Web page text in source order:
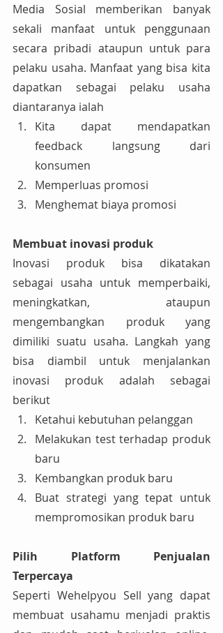
Media Sosial memberikan banyak
sekali manfaat untuk penggunaan
secara pribadi ataupun untuk para
pelaku usaha. Manfaat yang bisa kita
dapatkan sebagai pelaku usaha
diantaranya ialah
Kita dapat mendapatkan
feedback langsung dari
konsumen
Memperluas promosi
Menghemat biaya promosi
Membuat inovasi produk
Inovasi produk bisa dikatakan
sebagai usaha untuk memperbaiki,
meningkatkan, ataupun
mengembangkan produk yang
dimiliki suatu usaha. Langkah yang
bisa diambil untuk menjalankan
inovasi produk adalah sebagai
berikut
Ketahui kebutuhan pelanggan
Melakukan test terhadap produk
baru
Kembangkan produk baru
Buat strategi yang tepat untuk
mempromosikan produk baru
Pilih Platform Penjualan
Terpercaya
Seperti Wehelpyou Sell yang dapat
membuat usahamu menjadi praktis